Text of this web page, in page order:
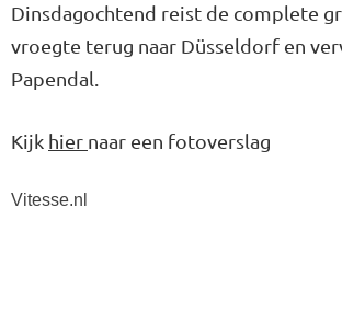
Dinsdagochtend reist de complete
vroegte terug naar Düsseldorf en
Papendal.
Kijk hier naar een fotoverslag
Vitesse.nl